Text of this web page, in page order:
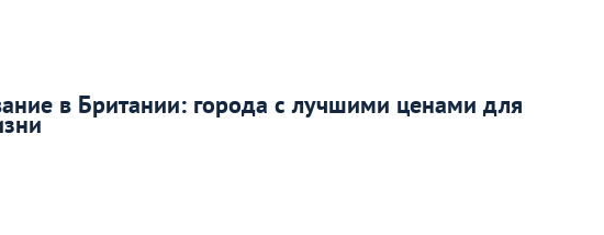
в Британии: города с лучшими ценами для